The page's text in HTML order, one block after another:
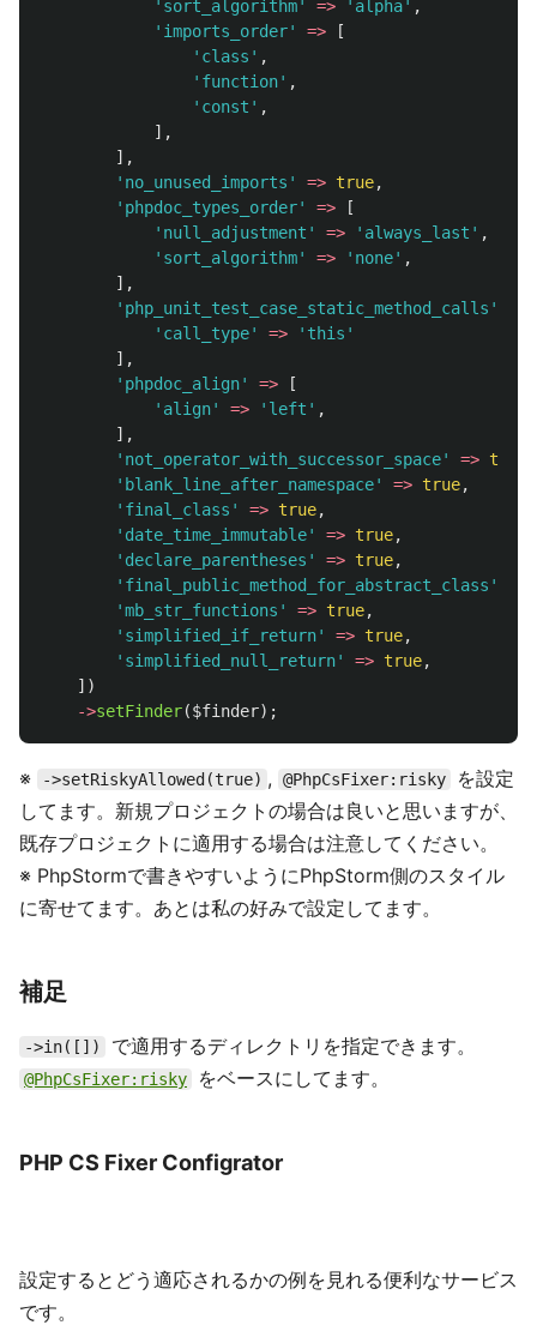
'sort_algorithm' => 'alpha' ,
'imports_order'
=>
[
'class' ,
'function' ,
'const' ,
],
],
'no_unused_imports'
=> true,
'phpdoc_types_order'
=>
[
'null_adjustment'
=> 'always_last' ,
'sort_algorithm'
=> 'none' ,
],
'php_unit_test_case_static_method_calls'
'call_type'
=>
'this'
],
'phpdoc_align'
=>
[
'align'
=> 'left' ,
],
'not_operator_with_successor_space'
=> true
'blank_line_after_namespace'
=> true,
'final_class'
=> true,
'date_time_immutable'
=> true,
'declare_parentheses'
=> true,
'final_public_method_for_abstract_class'
'mb_str_functions'
=> true,
'simplified_if_return'
=> true,
'simplified_null_return'
=> true,
])
->setFinder($finder);
※ ->setRiskyAllowed(true) , @PhpCsFixer:risky
を設定
してます。新規プロジェクトの場合は良いと思いますが、
既存プロジェクトに適用する場合は注意してください。
※ PhpStormで書きやすいようにPhpStorm側のスタイル
に寄せてます。あとは私の好みで設定してます。
補足
->in([]) で適用するディレクトリを指定できます。
@PhpCsFixer:risky をベースにしてます。
PHP CS Fixer Configrator
設定するとどう適応されるかの例を見れる便利なサービス
です。